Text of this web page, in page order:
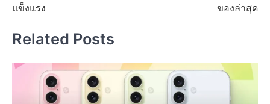
แข็งแรง
ของล่าสุด
Related Posts